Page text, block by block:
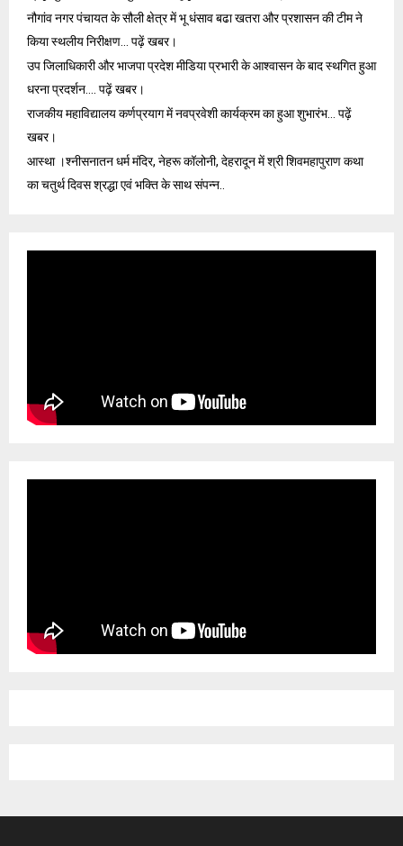
नौगांव नगर पंचायत के सौली क्षेत्र में भू धंसाव बढा खतरा और प्रशासन की टीम ने
किया स्थलीय निरीक्षण… पढ़ें खबर।
उप जिलाधिकारी और भाजपा प्रदेश मीडिया प्रभारी के आश्वासन के बाद स्थगित हुआ
धरना प्रदर्शन…. पढ़ें खबर।
राजकीय महाविद्यालय कर्णप्रयाग में नवप्रवेशी कार्यक्रम का हुआ शुभारंभ… पढ़ें
खबर।
आस्था ‌।श्नीसनातन धर्म मंदिर, नेहरू कॉलोनी, देहरादून में श्री शिवमहापुराण कथा
का चतुर्थ दिवस श्रद्धा एवं भक्ति के साथ संपन्न..